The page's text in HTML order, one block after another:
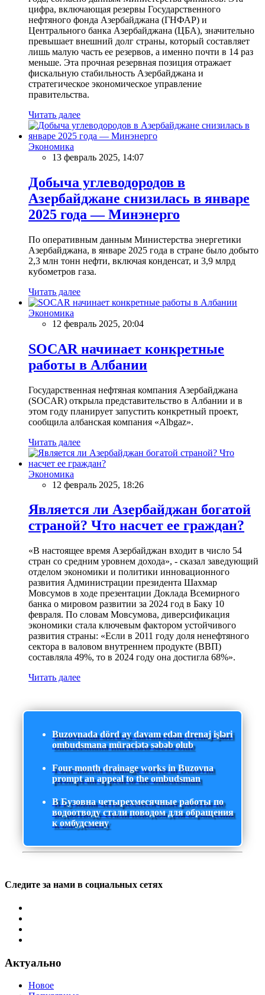
цифра, включающая резервы Государственного
нефтяного фонда Азербайджана (ГНФАР) и
Центрального банка Азербайджана (ЦБА), значительно
превышает внешний долг страны, который составляет
лишь малую часть ее резервов, а именно почти в 14 раз
меньше. Эта прочная резервная позиция отражает
фискальную стабильность Азербайджана и
стратегическое экономическое управление
правительства.
Читать далее
Экономика
13 февраль 2025, 14:07
Добыча углеводородов в
Азербайджане снизилась в январе
2025 года — Минэнерго
По оперативным данным Министерства энергетики
Азербайджана, в январе 2025 года в стране было добыто
2,3 млн тонн нефти, включая конденсат, и 3,9 млрд
кубометров газа.
Читать далее
Экономика
12 февраль 2025, 20:04
SOCAR начинает конкретные
работы в Албании
Государственная нефтяная компания Азербайджана
(SOCAR) открыла представительство в Албании и в
этом году планирует запустить конкретный проект,
сообщила албанская компания «Albgaz».
Читать далее
Экономика
12 февраль 2025, 18:26
Является ли Азербайджан богатой
страной? Что насчет ее граждан?
«В настоящее время Азербайджан входит в число 54
стран со средним уровнем дохода», - сказал заведующий
отделом экономики и политики инновационного
развития Администрации президента Шахмар
Мовсумов в ходе презентации Доклада Всемирного
банка о мировом развитии за 2024 год в Баку 10
февраля. По словам Мовсумова, диверсификация
экономики стала ключевым фактором устойчивого
развития страны: «Если в 2011 году доля ненефтяного
сектора в валовом внутреннем продукте (ВВП)
составляла 49%, то в 2024 году она достигла 68%».
Читать далее
Buzovnada dörd ay davam edən drenaj işləri
ombudsmana müraciətə səbəb olub
Four-month drainage works in Buzovna
prompt an appeal to the ombudsman
В Бузовна четырехмесячные работы по
водоотводу стали поводом для обращения
к омбудсмену
Следите за нами в социальных сетях
Актуально
Новое